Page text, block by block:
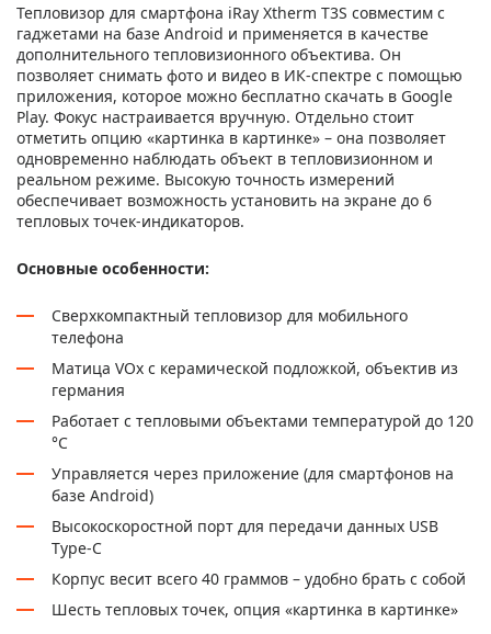
Тепловизор для смартфона iRay Xtherm T3S совместим с
гаджетами на базе Android и применяется в качестве
дополнительного тепловизионного объектива. Он
позволяет снимать фото и видео в ИК-спектре с помощью
приложения, которое можно бесплатно скачать в Google
Play. Фокус настраивается вручную. Отдельно стоит
отметить опцию «картинка в картинке» – она позволяет
одновременно наблюдать объект в тепловизионном и
реальном режиме. Высокую точность измерений
обеспечивает возможность установить на экране до 6
тепловых точек-индикаторов.
Основные особенности:
Сверхкомпактный тепловизор для мобильного
телефона
Матица VOx с керамической подложкой, объектив из
германия
Работает с тепловыми объектами температурой до 120
°С
Управляется через приложение (для смартфонов на
базе Android)
Высокоскоростной порт для передачи данных USB
Type-C
Корпус весит всего 40 граммов – удобно брать с собой
Шесть тепловых точек, опция «картинка в картинке»